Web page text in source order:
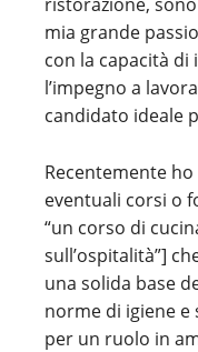
mia grande
con la capacità
l’impegno a
candidato ideale
Recentemente
eventuali corsi o
“un corso di
sull’ospitalità”]
una solida base
norme di igiene e
per un ruolo in